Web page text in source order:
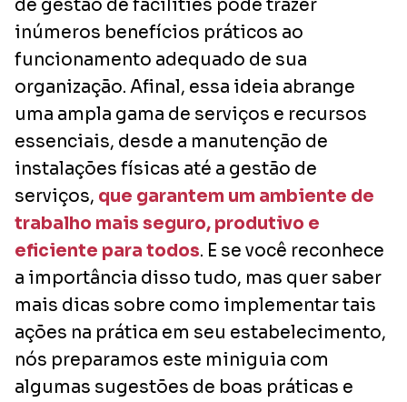
de gestão de facilities pode trazer
inúmeros benefícios práticos ao
funcionamento adequado de sua
organização. Afinal, essa ideia abrange
uma ampla gama de serviços e recursos
essenciais, desde a manutenção de
instalações físicas até a gestão de
serviços, que garantem um ambiente de
trabalho mais seguro, produtivo e
eficiente para todos. E se você reconhece
a importância disso tudo, mas quer saber
mais dicas sobre como implementar tais
ações na prática em seu estabelecimento,
nós preparamos este miniguia com
algumas sugestões de boas práticas e